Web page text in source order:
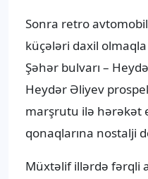
Sonra retro
küçələri daxil
Şəhər bulvarı –
Heydər Əliyev
marşrutu ilə hərəkət
qonaqlarına nostalji
Müxtəlif illərdə fərqli